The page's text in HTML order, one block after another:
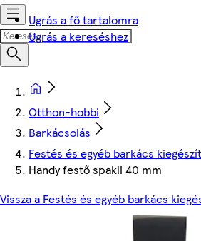
Ugrás a fő tartalomra
Ugrás a kereséshez
Otthon-hobbi
Barkácsolás
Festés és egyéb barkács
Handy festő spakli 40 mm
Vissza a Festés és egyéb barkács